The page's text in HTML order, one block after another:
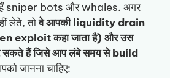
हैं sniper bots और whales. अगर
लेते, तोवे आपकी liquidity drain
exploit कहा जाता है) और उस
सकते हैं जिसे आप लंबे समय से build
जानना चाहिए: